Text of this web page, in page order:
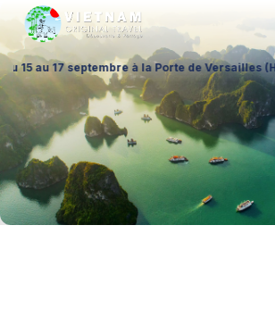
à la Porte de Versailles (Hall 1 –